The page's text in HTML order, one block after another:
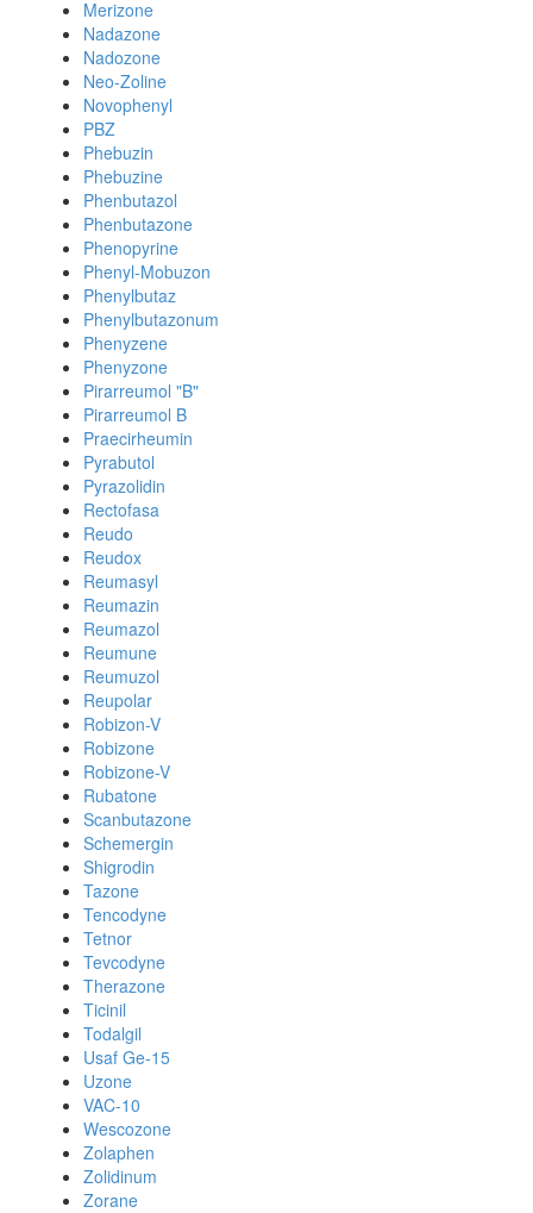
Merizone
Nadazone
Nadozone
Neo-Zoline
Novophenyl
PBZ
Phebuzin
Phebuzine
Phenbutazol
Phenbutazone
Phenopyrine
Phenyl-Mobuzon
Phenylbutaz
Phenylbutazonum
Phenyzene
Phenyzone
Pirarreumol "B"
Pirarreumol B
Praecirheumin
Pyrabutol
Pyrazolidin
Rectofasa
Reudo
Reudox
Reumasyl
Reumazin
Reumazol
Reumune
Reumuzol
Reupolar
Robizon-V
Robizone
Robizone-V
Rubatone
Scanbutazone
Schemergin
Shigrodin
Tazone
Tencodyne
Tetnor
Tevcodyne
Therazone
Ticinil
Todalgil
Usaf Ge-15
Uzone
VAC-10
Wescozone
Zolaphen
Zolidinum
Zorane